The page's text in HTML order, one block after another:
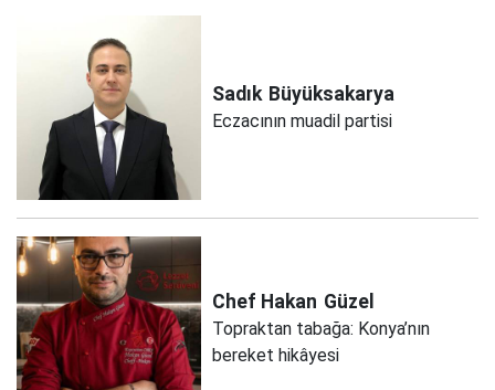
Sadık Büyüksakarya
Eczacının muadil partisi
Chef Hakan Güzel
Topraktan tabağa: Konya’nın
bereket hikâyesi